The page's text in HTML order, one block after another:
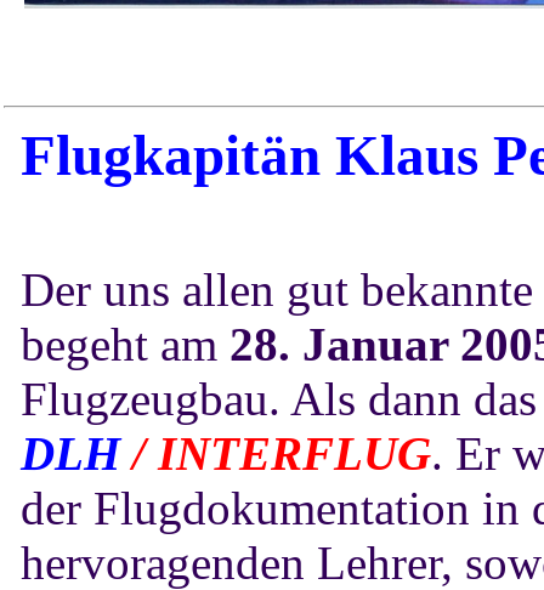
Flugkapitän Klaus
Der uns allen gut bekannte
begeht am 28. Januar
Flugzeugbau. Als dann
DLH/ INTERFLUG. Er
der Flugdokumentation in
hervoragenden Lehrer,